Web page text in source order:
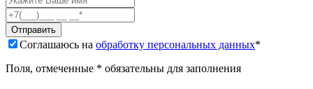
Соглашаюсь на обработку персональных данных*
Поля, отмеченные * обязательны для заполнения